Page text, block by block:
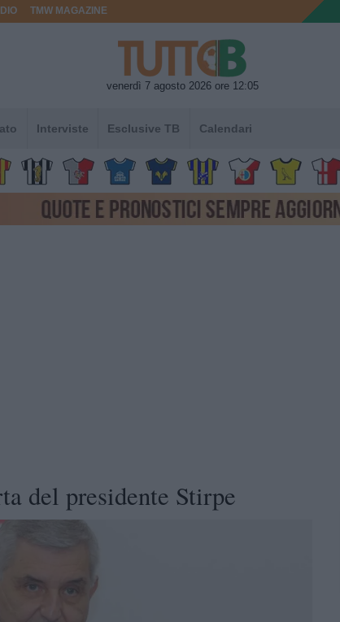
TMW MAGAZINE
venerdì 7 agosto 2026 ore 12:05
Interviste Esclusive TB Calendari
del presidente Stirpe